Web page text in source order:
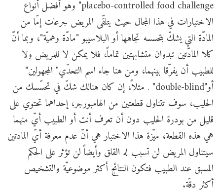
placebo-controlled food challenge" وهو أفضل أنواع
الاختبارات في هذا المجال حيث يتلقّى المريض جرعات إمّا من
المادّة التي يشكّ بتحسسه تجاهها أو البلاسيبو "مادّة وهميّة"، وبما أنّ
كلا المادّتين تبدوان متشابهتين تماماً، فلا يمكن لا للمريض ولا
للطبيب أن يفرّقا بينهما، ومن هنا جاء اسم التحدّي" المجهولين"
أو"double-blind" . مثلاً، إن كان هنالك شكّ في تحسّسك من
الحليب، سوف تتناول قطعتين من الهامبورجر، إحداهما تحتوي على
قليل من بودرة الحليب دون أن تعرف أنت أو الطبيب أيّ منهما
هي هذه القطعة، ميّزة هذا الاختبار هي أنّ عدم معرفة أيّ المادتين
سيتناول المريض لن تسبب له القلق وأيضاً لن تؤثر على الحكم
المسبق عند الطبيب فتكون النتائج أكثر موضوعيّة والتشخيص
أكثر دقّة.